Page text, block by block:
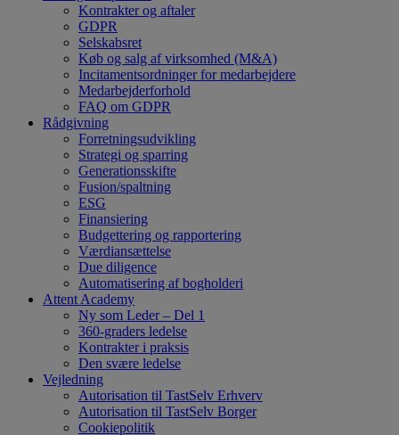
Kontrakter og aftaler
GDPR
Selskabsret
Køb og salg af virksomhed (M&A)
Incitamentsordninger for medarbejdere
Medarbejderforhold
FAQ om GDPR
Rådgivning
Forretningsudvikling
Strategi og sparring
Generationsskifte
Fusion/spaltning
ESG
Finansiering
Budgettering og rapportering
Værdiansættelse
Due diligence
Automatisering af bogholderi
Attent Academy
Ny som Leder – Del 1
360-graders ledelse
Kontrakter i praksis
Den svære ledelse
Vejledning
Autorisation til TastSelv Erhverv
Autorisation til TastSelv Borger
Cookiepolitik